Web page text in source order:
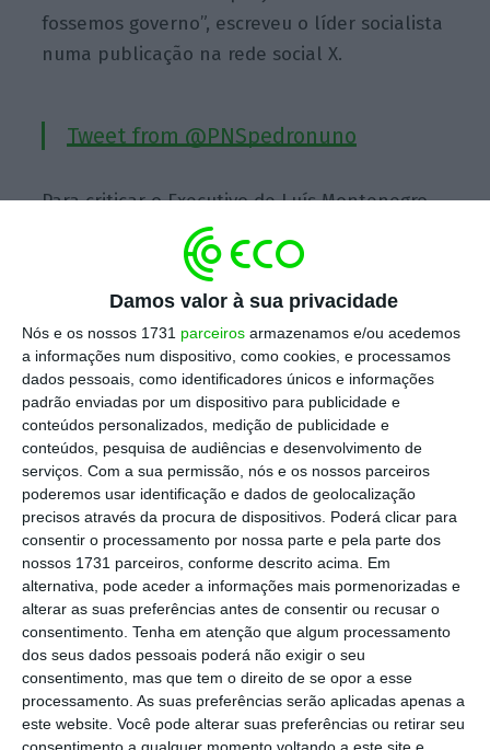
Damos valor à sua privacidade
Nós e os nossos 1731 parceiros armazenamos e/ou acedemos
a informações num dispositivo, como cookies, e processamos
dados pessoais, como identificadores únicos e informações
padrão enviadas por um dispositivo para publicidade e
conteúdos personalizados, medição de publicidade e
conteúdos, pesquisa de audiências e desenvolvimento de
serviços. Com a sua permissão, nós e os nossos parceiros
poderemos usar identificação e dados de geolocalização
precisos através da procura de dispositivos. Poderá clicar para
consentir o processamento por nossa parte e pela parte dos
nossos 1731 parceiros, conforme descrito acima. Em
alternativa, pode aceder a informações mais pormenorizadas e
alterar as suas preferências antes de consentir ou recusar o
consentimento. Tenha em atenção que algum processamento
dos seus dados pessoais poderá não exigir o seu
consentimento, mas que tem o direito de se opor a esse
processamento. As suas preferências serão aplicadas apenas a
este website. Você pode alterar suas preferências ou retirar seu
fossemos governo”, escreveu o líder socialista
numa publicação na rede social X.
Tweet from @PNSpedronuno
Para criticar o Executivo de Luís Montenegro,
Pedro Nuno Santos deu o exemplo de
Espanha, onde o socialista Pedro Sánchez
preparou umPlano de Resposta e
Relançamento Comercial de 14,1 mil milhões
de eurospara “mitigar a guerra comercial”
com um “escudo para proteger” as empresas
e os trabalhadores,
“Enquanto outros governos europeus, como o
espanhol, já estão a preparar pacotes de
apoio aos setores mais atingidos, o nosso
Governo revela que não antecipou o problema
e refugia-se em reuniões ministeriais para fins
eleitorais”,acusou.
Governo vai discutir tarifas com 16 associações
empresariais